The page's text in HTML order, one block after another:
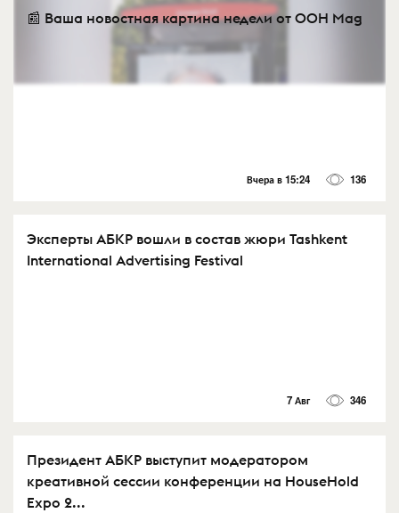
📰 Ваша новостная картина недели от OOH Mag
Вчера в 15:24 136
Эксперты АБКР вошли в состав жюри Tashkent
International Advertising Festival
7 Авг 346
Президент АБКР выступит модератором
креативной сессии конференции на HouseHold
Expo 2...